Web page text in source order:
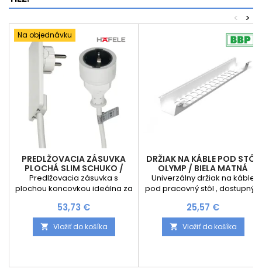
>
<
Na objednávku
PREDLŽOVACIA ZÁSUVKA
PLOCHÁ SLIM SCHUKO /
BIELA
Predlžovacia zásuvka s
plochou koncovkou ideálna za
extrémne tenkej koncovke
zasuniete nábytok či sedačku
až po stenu. Dĺžka káblu je 1,5m.
Cena
53,73 €
 Vložiť do košíka
DRŽIAK NA KÁBLE POD STÔL
OLYMP / BIELA MATNÁ
Univerzálny držiak na káble
pod pracovný stôl , dostupný v
montáž a aj demontáž
Cena
25,57 €
 Vložiť do košíka